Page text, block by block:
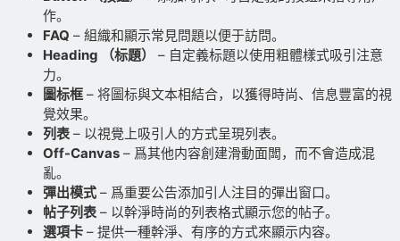
作。
FAQ – 組織和顯示常見問題以便于訪問。
Heading （标題）
– 自定義标題以使用粗體樣式吸引注意
力。
圖标框 – 将圖标與文本相結合，以獲得時尚、信息豐富的視
覺效果。
列表 – 以視覺上吸引人的方式呈現列表。
Off-Canvas – 爲其他内容創建滑動面闆，而不會造成混
亂。
彈出模式 – 爲重要公告添加引人注目的彈出窗口。
帖子列表 – 以幹淨時尚的列表格式顯示您的帖子。
選項卡 – 提供一種幹淨、有序的方式來顯示内容。